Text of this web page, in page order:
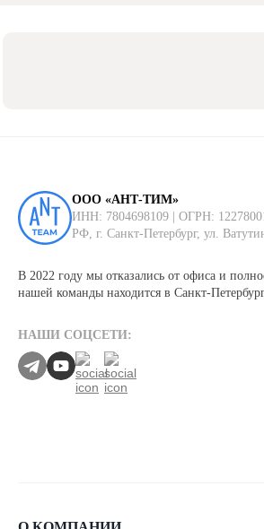
ООО «АНТ-ТИМ»
ИНН: 7804698109 | ОГРН:
РФ, г. Санкт-Петербург, ул.
В 2022 году мы отказались от офиса и
нашей команды находится в Санкт-
НАШИ СОЦСЕТИ: